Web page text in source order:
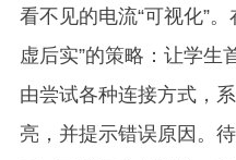
看不见的电流“可视化”
虚后实”的策略：让学生
由尝试各种连接方式，
亮，并提示错误原因。